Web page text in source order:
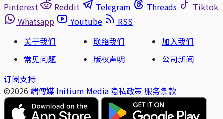
Pinterest
Reddit Telegram Threads
Tiktok
Whatsapp
Youtube
RSS
关于我们
联络我们
加入我们
常见问题
版权声明
公司新闻
订阅支持
©2026 端傳媒 Initium Media 隐私政策 服务条款